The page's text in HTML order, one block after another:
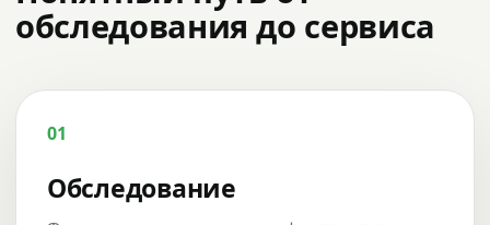
обследования до сервиса
01
Обследование